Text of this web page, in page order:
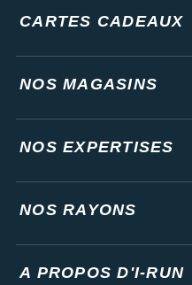
CARTES CADEAUX
NOS MAGASINS
NOS EXPERTISES
NOS RAYONS
A PROPOS D'I-RUN